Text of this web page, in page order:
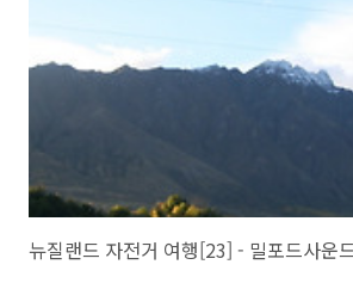
에서 카약 타는 사람들도 볼 수 있다고 한다. 카메라
고 애는 쓰지만 거센 비바람에 속수무책이다. 더 자
뉴질랜드 자전거 여행[23] - 밀포드사운